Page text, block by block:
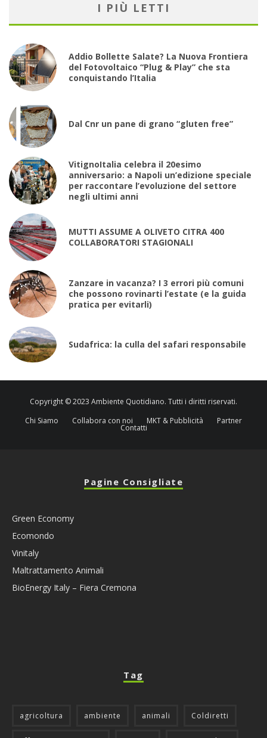
I PIÙ LETTI
Addio Bollette Salate? La Nuova Frontiera
del Fotovoltaico “Plug & Play” che sta
conquistando l’Italia
Dal Cnr un pane di grano “gluten free”
VitignoItalia celebra il 20esimo
anniversario: a Napoli un’edizione speciale
per raccontare l’evoluzione del settore
negli ultimi anni
MUTTI ASSUME A OLIVETO CITRA 400
COLLABORATORI STAGIONALI
Zanzare in vacanza? I 3 errori più comuni
che possono rovinarti l’estate (e la guida
pratica per evitarli)
Sudafrica: la culla del safari responsabile
Copyright © 2023 Ambiente Quotidiano. Tutti i diritti riservati.
Chi Siamo
Collabora con noi MKT & Pubblicità Partner
Contatti
Pagine Consigliate
Green Economy
Ecomondo
Vinitaly
Maltrattamento Animali
BioEnergy Italy – Fiera Cremona
Tag
agricoltura ambiente animali Coldiretti